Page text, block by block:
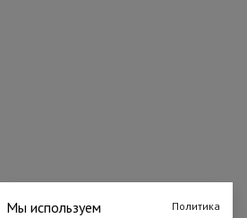
Мы используем
Политика